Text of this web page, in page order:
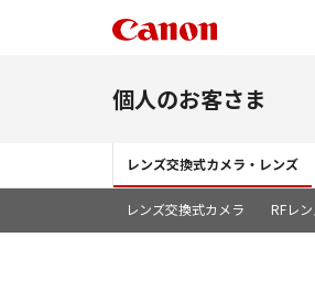
個人のお客さま
レンズ交換式カメラ・レンズ
レンズ交換式カメラ RFレ